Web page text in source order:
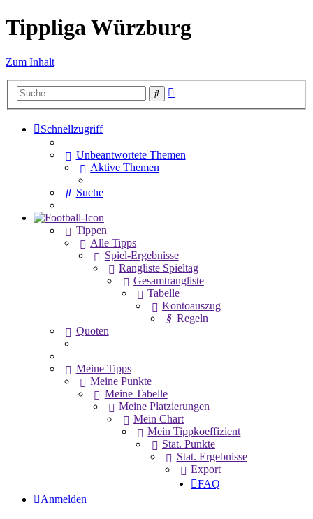
Tippliga Würzburg
Zum Inhalt
Suche
Schnellzugriff
Unbeantwortete Themen
Aktive Themen
Suche
Tippen
Alle Tipps
Spiel-Ergebnisse
Rangliste Spieltag
Gesamtrangliste
Tabelle
Kontoauszug
Regeln
Quoten
Meine Tipps
Meine Punkte
Meine Tabelle
Meine Platzierungen
Mein Chart
Mein Tippkoeffizient
Stat. Punkte
Stat. Ergebnisse
Export
FAQ
Anmelden